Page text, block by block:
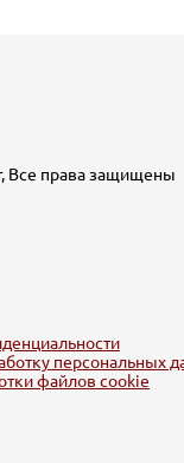
Все права защищены
персональных
файлов cookie